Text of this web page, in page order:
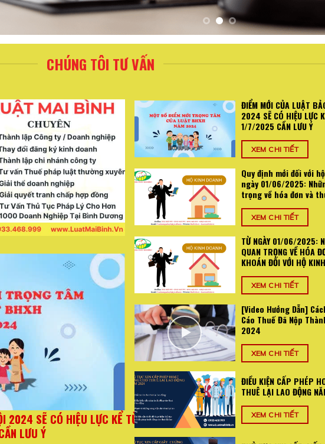
CHÚNG TÔI TƯ VẤN
từ ngày 01/06/2025: Những
đơn và thuế khoán
TỪ NGÀY 01/06/2025: NHIỀU ĐIỂM MỚI
VÀ THUẾ KHOÁN ĐỐI VỚI
ĐIỂM MỚI CỦA LUẬT
2024 SẼ CÓ HIỆU LỰC
1/7/2025 CẦN LƯU Ý
XEM CHI TIẾT
Quy định mới đối với
ngày 01/06/2025:
trọng về hóa đơn và
XEM CHI TIẾT
TỪ NGÀY 01/06/2025:
QUAN TRỌNG VỀ HÓA
KHOÁN ĐỐI VỚI HỘ
XEM CHI TIẾT
[Video Hướng Dẫn]
Cáo Thuế Đã Nộp
2024
XEM CHI TIẾT
ĐIỀU KIỆN CẤP PHÉP
THUÊ LẠI LAO ĐỘNG
XEM CHI TIẾT